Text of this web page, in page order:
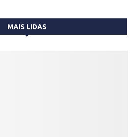
MAIS LIDAS